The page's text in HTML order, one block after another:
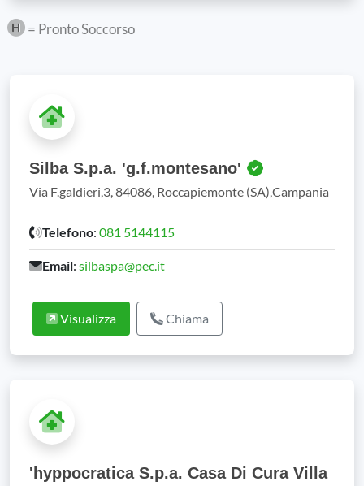
= Pronto Soccorso
Silba S.p.a. 'g.f.montesano'
Via F.galdieri,3, 84086, Roccapiemonte (SA),Campania
Telefono: 081 5144115
Email: silbaspa@pec.it
Visualizza Chiama
'hyppocratica S.p.a. Casa Di Cura Villa